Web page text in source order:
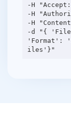
-H
-H
-H
-d "{
'Format':